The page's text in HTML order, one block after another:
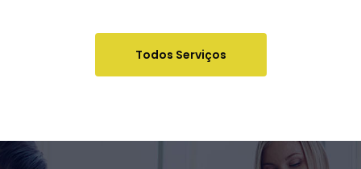
Todos Serviços